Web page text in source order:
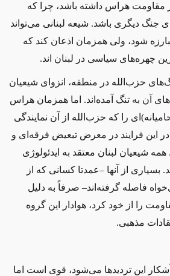
مقاومت هراس داشته باشد، چرا که
جنگ دیگری باشد. شیعه لبنانی می‌تواند
شود، ولی همزمان اذعان کند که
چهره‌های سیاسی در لبنان‌‌ اند.
حزب‌الله در منطقه، انزوای شیعیان
آن به تنگ آمده‌اند. اما همزمان هراس
را که حزب‌الله از آن نمایندگی
این فرایند در معرض تبعیض فرقه‌ای و
همه شیعیان لبنان معتقد به ایدئولوژی
بسیاری از آنها –عمدتا کسانی که از
فاصله گرفته‌اند– صرفاً به دلیل
را از خود کرد، هوادار این گروه
مذهبی.
آشکار این تردیدها می‌شود، قوی است اما